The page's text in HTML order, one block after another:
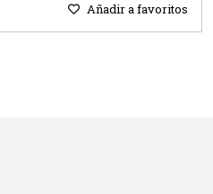
Añadir a favoritos